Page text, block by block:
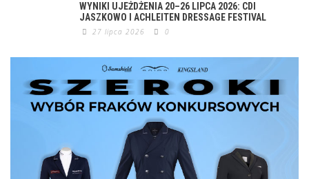
WYNIKI UJEŻDŻENIA 20–26 LIPCA 2026: CDI
JASZKOWO I ACHLEITEN DRESSAGE FESTIVAL
27 lipca 2026 0